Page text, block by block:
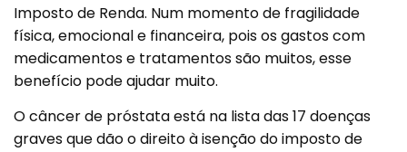
Imposto de Renda. Num momento de fragilidade
física, emocional e financeira, pois os gastos com
medicamentos e tratamentos são muitos, esse
benefício pode ajudar muito.
O câncer de próstata está na lista das 17 doenças
graves que dão o direito à isenção do imposto de